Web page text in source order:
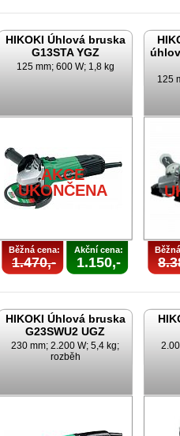
HIKOKI Úhlová bruska
G13STA YGZ
125 mm; 600 W; 1,8 kg
AKCE
UKONČENA
Běžná cena:
1.470,-
Akční cena:
1.150,-
125
HIKOKI Úhlová bruska
G23SWU2 UGZ
230 mm; 2.200 W; 5,4 kg;
rozběh